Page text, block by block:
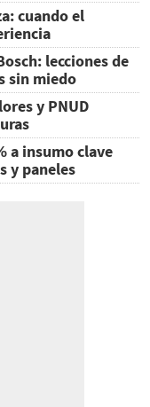
cuando el
lecciones de
sin miedo
y PNUD
a insumo clave
y paneles